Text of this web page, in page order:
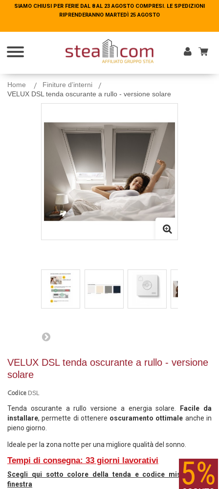
SIAMO CHIUSI PER FERIE DAL 8 AL 23 AGOSTO COMPRESI. LE SPEDIZIONI
RIPRENDERANNO MARTEDÌ 25 AGOSTO
Home
Finiture d’interni
VELUX DSL tenda oscurante a rullo - versione solare
VELUX DSL tenda oscurante a rullo - versione
solare
Codice DSL
Tenda oscurante a rullo versione a energia solare.
Facile da
installare, permette di ottenere oscuramento ottimale anche in
pieno giorno.
Ideale per la zona notte per una migliore qualità del sonno.
Tempi di consegna: 33 giorni lavorativi
Scegli qui sotto colore della tenda e codice misura della
finestra
SIAMO CHIUSI PER FERIE DAL 8 AL 23 AGOSTO COMPRESI. LE SPEDIZIONI
RIPRENDERANNO MARTEDÌ 25 AGOSTO